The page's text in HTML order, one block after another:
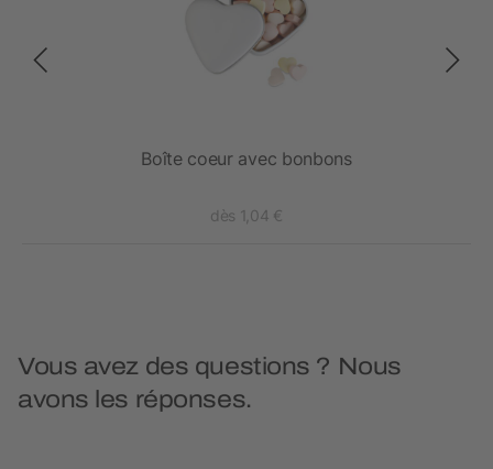
Boîte coeur avec bonbons
dès 1,04 €
Vous avez des questions ? Nous
avons les réponses.